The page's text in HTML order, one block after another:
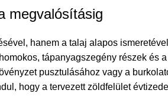
megvalósításig
hanem a talaj alapos
tápanyagszegény részek és
pusztulásához vagy a
hogy a tervezett zöldfelület